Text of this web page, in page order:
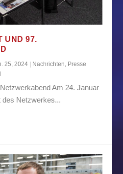
UND 97.
25, 2024 Nachrichten, Presse
Am 24. Januar
des Netzwerkes...